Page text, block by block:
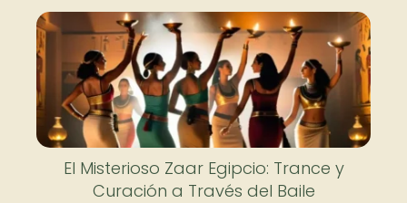
El Misterioso Zaar Egipcio: Trance y
Curación a Través del Baile